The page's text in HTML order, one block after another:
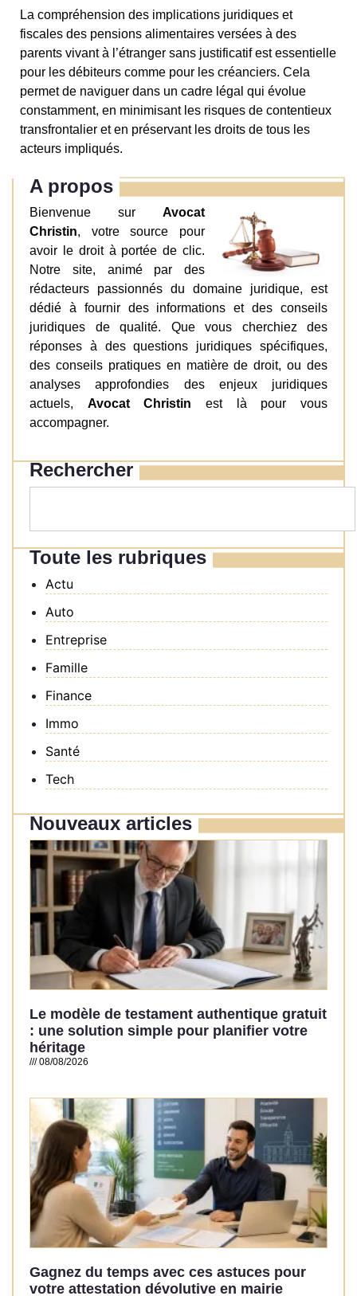
La compréhension des implications juridiques et
fiscales des pensions alimentaires versées à des
parents vivant à l’étranger sans justificatif est essentielle
pour les débiteurs comme pour les créanciers. Cela
permet de naviguer dans un cadre légal qui évolue
constamment, en minimisant les risques de contentieux
transfrontalier et en préservant les droits de tous les
acteurs impliqués.
A propos
Bienvenue sur Avocat
Christin, votre source pour
avoir le droit à portée de clic.
Notre site, animé par des
rédacteurs passionnés du domaine juridique, est
dédié à fournir des informations et des conseils
juridiques de qualité. Que vous cherchiez des
réponses à des questions juridiques spécifiques,
des conseils pratiques en matière de droit, ou des
analyses approfondies des enjeux juridiques
actuels, Avocat Christin est là pour vous
accompagner.
Rechercher
Toute les rubriques
Actu
Auto
Entreprise
Famille
Finance
Immo
Santé
Tech
Nouveaux articles
Le modèle de testament authentique gratuit
: une solution simple pour planifier votre
héritage
08/08/2026
Gagnez du temps avec ces astuces pour
votre attestation dévolutive en mairie